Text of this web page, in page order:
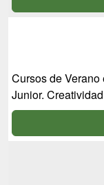
Cursos de
Junior.